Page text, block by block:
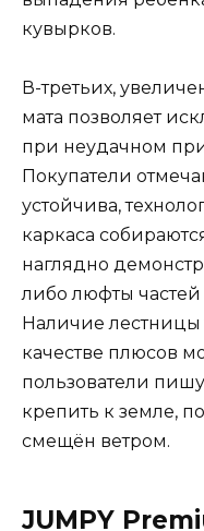
кувырков.
В-третьих,
мата позволяет
при неудачном
Покупатели
устойчива,
каркаса
наглядно
либо люфты частей
Наличие лестницы
качестве плюсов
пользователи
крепить к земле,
смещён ветром.
JUMPY